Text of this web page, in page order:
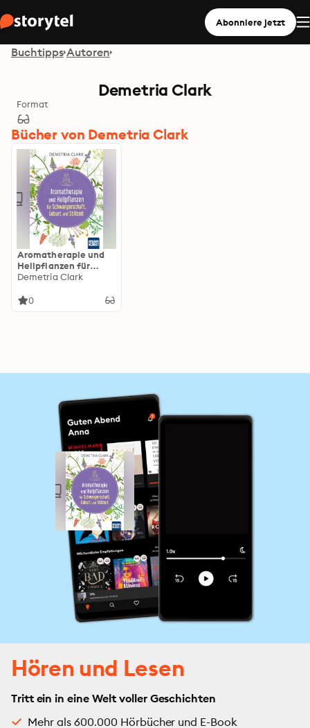
Abonniere jetzt
Buchtipps Autoren
Demetria Clark
Format
Bücher von Demetria Clark
Aromatherapie und
Heilpflanzen für
Schwangerschaft,
Bewährte
Demetria Clark
0
Hören und Lesen
Tritt ein in eine Welt voller Geschichten
Mehr als 600.000 Hörbücher und E-Book